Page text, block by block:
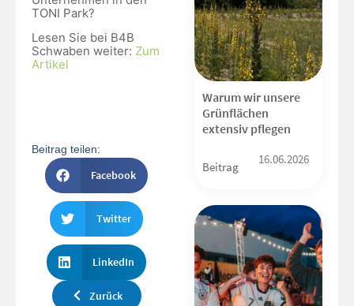
TONI Park?
Lesen Sie bei B4B
Schwaben weiter: Zum
Artikel
Beitrag teilen:
Facebook
Twitter
LinkedIn
Zurück
Warum wir unsere
Grünflächen
extensiv pflegen
Beitrag
16.06.2026